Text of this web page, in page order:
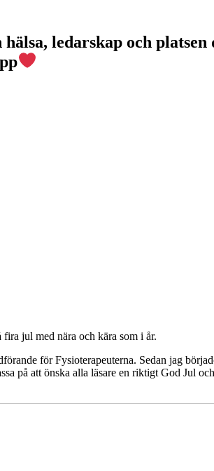
ledarskap och
jul med nära och kära som i år.
för Fysioterapeuterna. Sedan jag
på att önska alla läsare en riktigt God Jul